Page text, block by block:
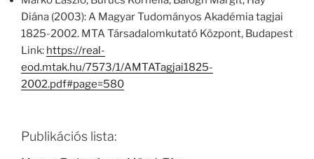
Diána (2003): A Magyar Tudományos Akadémia tagjai
1825-2002. MTA Társadalomkutató Központ, Budapest
Link: https://real-
eod.mtak.hu/7573/1/AMTATagjai1825-
2002.pdf#page=580
Publikációs lista: